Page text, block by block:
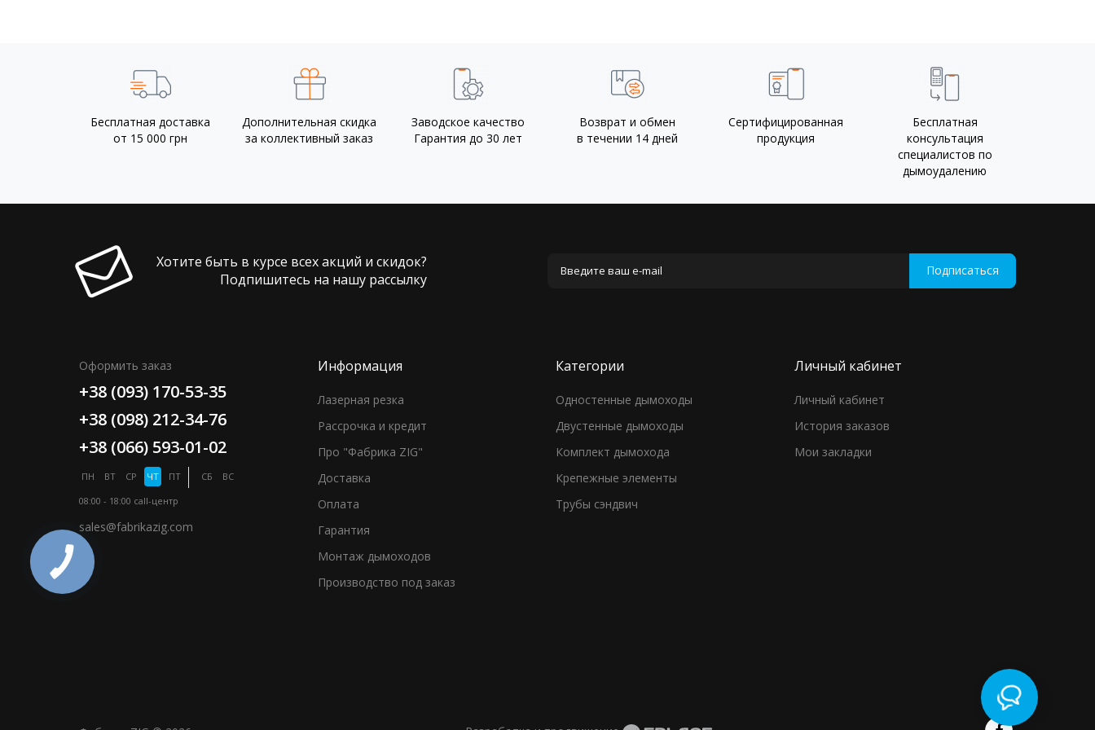
Бесплатная доставка
от 15 000 грн
Дополнительная скидка
за коллективный заказ
Заводское качество
Гарантия до 30 лет
Возврат и обмен
в течении 14 дней
Сертифицированная
продукция
Бесплатная
консультация
специалистов по
дымоудалению
Хотите быть в курсе всех акций и скидок?
Подпишитесь на нашу рассылку
Подписаться
Оформить заказ
+38 (093) 170-53-35
+38 (098) 212-34-76
+38 (066) 593-01-02
ПН ВТ СР ЧТ ПТ СБ
ВС
08:00 - 18:00 call-центр
sales@fabrikazig.com
Информация
Лазерная резка
Рассрочка и кредит
Про "Фабрика ZIG"
Доставка
Оплата
Гарантия
Монтаж дымоходов
Производство под заказ
Категории
Одностенные дымоходы
Двустенные дымоходы
Комплект дымохода
Крепежные элементы
Трубы сэндвич
Личный кабинет
Личный кабинет
История заказов
Мои закладки